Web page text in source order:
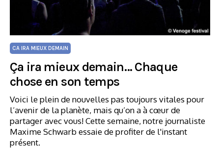
CA IRA MIEUX DEMAIN
Ça ira mieux demain… Chaque
chose en son temps
Voici le plein de nouvelles pas toujours vitales pour
l’avenir de la planète, mais qu’on a à cœur de
partager avec vous! Cette semaine, notre journaliste
Maxime Schwarb essaie de profiter de l'instant
présent.